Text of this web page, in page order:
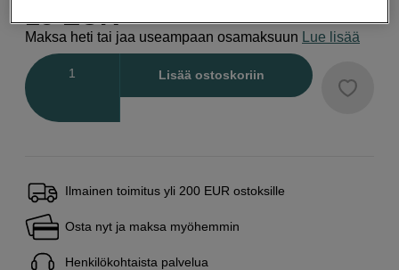
19 EUR
Maksa heti tai jaa useampaan osamaksuun Lue lisää
Lisää ostoskoriin
Ilmainen toimitus yli 200 EUR ostoksille
Osta nyt ja maksa myöhemmin
Henkilökohtaista palvelua